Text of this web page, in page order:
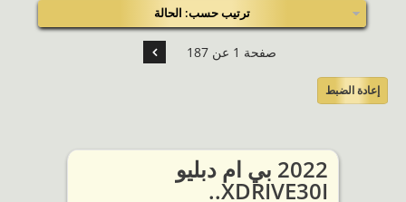
ترتيب حسب: الحالة
صفحة 1 عن 187
إعادة الضبط
2022 بي ام دبليو
XDRIVE30I..